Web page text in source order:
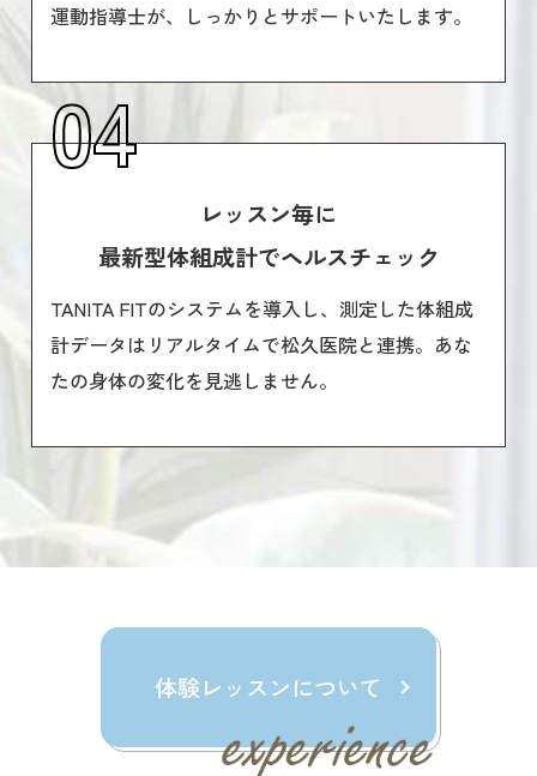
運動指導士が、しっかりとサポートいたします。
04
レッスン毎に
最新型体組成計でヘルスチェック
TANITA FITのシステムを導入し、測定した体組成
計データはリアルタイムで松久医院と連携。あな
たの身体の変化を見逃しません。
体験レッスンについて